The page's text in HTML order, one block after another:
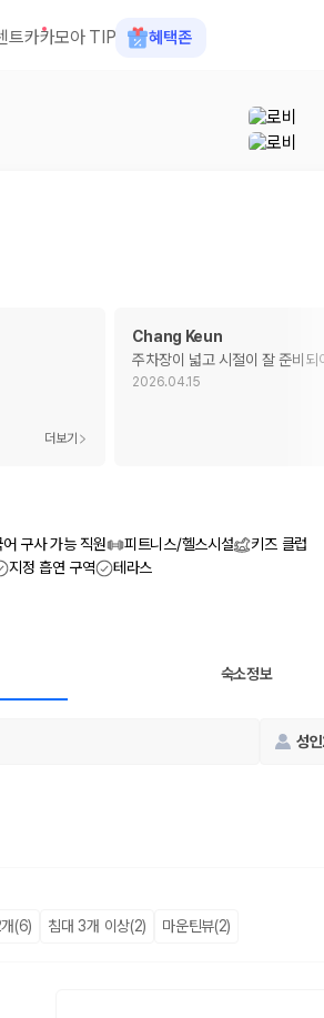
, 취소 규정이 다릅니다. 카모아는 여러 제
에 맞는 차종별 가격을 비교합니다.
비교합니다.
인합니다.
부, 면책금, 보상 한도, 옵션 비용, 취소 수수
제주 렌트카 가격과 함께 보험 조건을 비교
집니다. 공항에서 렌트카 사무실까지의 이동
트카카모아 TIP 혜택존
더보기
Chang Keun
주차장이 넓고 시절이 잘 준비되
2026.04.15
어 구사 가능 직원 피트니스/헬스시설
키즈 클럽
지정 흡연 구역 테라스
숙소정보
성
(6) 침대 3개 이상(2) 마운틴뷰(2)